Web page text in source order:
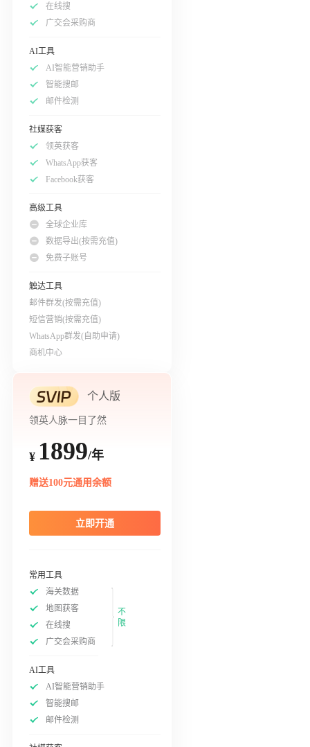
在线搜
广交会采购商
AI工具
AI智能营销助手
智能搜邮
邮件检测
社媒获客
领英获客
WhatsApp获客
Facebook获客
高级工具
全球企业库
数据导出(按需充值)
免费子账号
触达工具
邮件群发(按需充值)
短信营销(按需充值)
WhatsApp群发(自助申请)
商机中心
个人版
领英人脉一目了然
¥ 1899/年
赠送100元通用余额
立即开通
常用工具
海关数据
地图获客
在线搜
广交会采购商
不
限
AI工具
AI智能营销助手
智能搜邮
邮件检测